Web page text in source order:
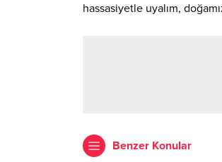
hassasiyetle uyalım,
Benzer Konular